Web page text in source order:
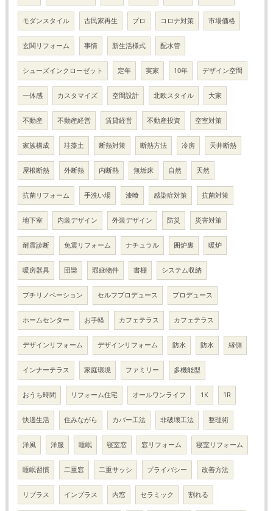
モダンスタイル 古民家再生 プロ コロナ対策 市場価格
玄関リフォーム 事情 新生活様式 配水管
シューズインクローゼット 定年 実家 10年 デザイン空間
一体感 カスタマイズ 空間設計 北欧スタイル 大家
不動産 不動産経営 賃貸経営 不動産投資 空室対策
家族構成 珪藻土 断熱対策 断熱方法 冷房 天井断熱
屋根断熱 外断熱 内断熱 無垢床 自然 天然
抗菌リフォーム 手洗い場 漆喰 感染症対策 抗菌対策
地下室 内装デザイン 外装デザイン 防災 災害対策
耐震診断 免震リフォーム ナチュラル 囲炉裏 暖炉
暖房器具 団欒 瑕疵物件 書棚 システム収納
プチリノベーション セルフプロデュース プロデュース
ホームセンター お手軽 カフェテラス カフェテラス
デザインリフォーム デザインリフォーム 防水 防水 縁側
インナーテラス 家庭環境 ファミリー 多機能型
おうち時間 リフォーム住宅 オールワンライフ 1K 1R
快適生活 住みながら カバー工法 非破壊工法 整理術
洋風 洋服 睡眠 寝室窓 窓リフォーム 寝室リフォーム
睡眠習慣 二重窓 二重サッシ プライバシー 改善方法
リプラス インプラス 内窓 セラミック 割れる